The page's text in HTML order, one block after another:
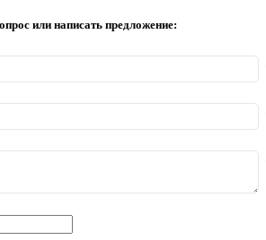
или написать предложение: